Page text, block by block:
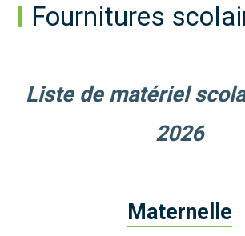
Fournitures
Liste de matériel
2026
Maternelle